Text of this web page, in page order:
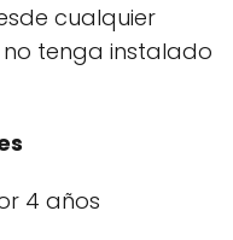
cualquier
tenga instalado
4 años